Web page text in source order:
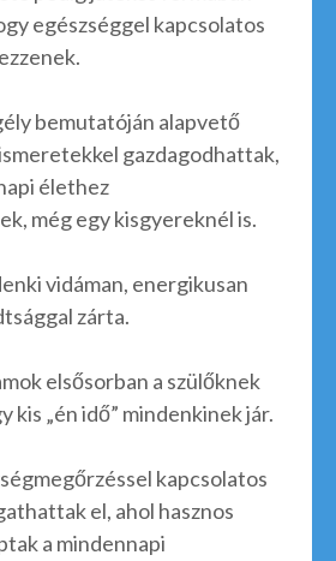
egészséggel kapcsolatos
bemutatóján alapvető
gazdagodhattak,
élethez
még egy kisgyereknél is.
vidáman, energikusan
zárta.
elsősorban a szülőknek
kis „én idő” mindenkinek jár.
kapcsolatos
el, ahol hasznos
a mindennapi